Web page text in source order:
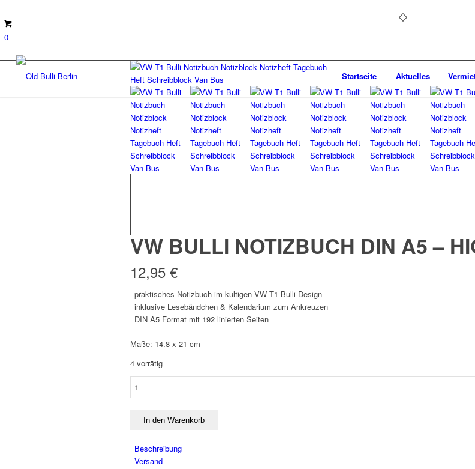
0
Startseite Aktuelles
VW BULLI NOTIZBUCH DIN A5 –
12,95 €
praktisches Notizbuch im kultigen VW T1 Bulli-Design
inklusive Lesebändchen & Kalendarium zum Ankreuzen
DIN A5 Format mit 192 linierten Seiten
Maße: 14.8 x 21 cm
4 vorrätig
HIGHWAY
In den Warenkorb
Beschreibung
Versand